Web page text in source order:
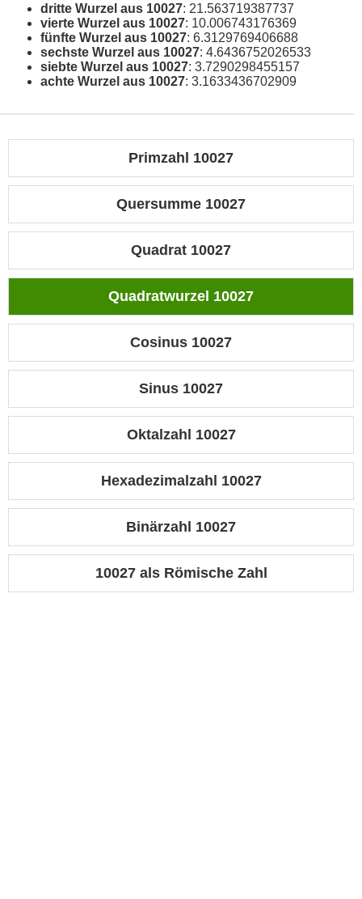
dritte Wurzel aus 10027: 21.563719387737
vierte Wurzel aus 10027: 10.006743176369
fünfte Wurzel aus 10027: 6.3129769406688
sechste Wurzel aus 10027: 4.6436752026533
siebte Wurzel aus 10027: 3.7290298455157
achte Wurzel aus 10027: 3.1633436702909
Primzahl 10027
Quersumme 10027
Quadrat 10027
Quadratwurzel 10027
Cosinus 10027
Sinus 10027
Oktalzahl 10027
Hexadezimalzahl 10027
Binärzahl 10027
10027 als Römische Zahl